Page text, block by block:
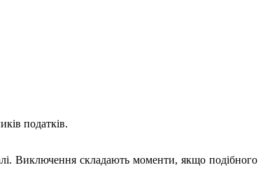
податків.
Виключення складають моменти, якщо подібного